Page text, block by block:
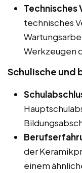
Technisches
technisches
Werkzeugen
Schulische und
der
einem